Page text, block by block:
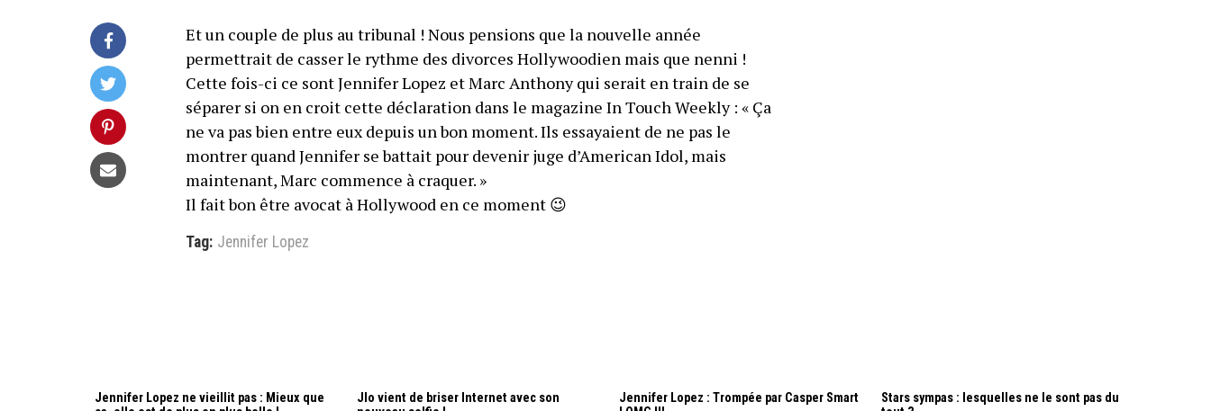
Et un couple de plus au tribunal ! Nous pensions que la nouvelle année
permettrait de casser le rythme des divorces Hollywoodien mais que nenni !
Cette fois-ci ce sont Jennifer Lopez et Marc Anthony qui serait en train de se
séparer si on en croit cette déclaration dans le magazine In Touch Weekly : « Ça
ne va pas bien entre eux depuis un bon moment. Ils essayaient de ne pas le
montrer quand Jennifer se battait pour devenir juge d’American Idol, mais
maintenant, Marc commence à craquer. »
Il fait bon être avocat à Hollywood en ce moment 😉
Tag: Jennifer Lopez
Jennifer Lopez ne vieillit pas : Mieux que
Jlo vient de briser Internet avec son
Jennifer Lopez : Trompée par Casper Smart
Stars sympas : lesquelles ne le sont pas du